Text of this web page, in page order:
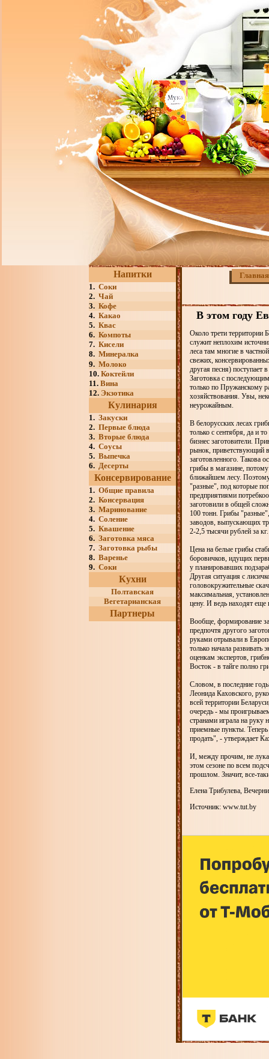
Напитки
1. Соки
2. Чай
3. Кофе
4. Какао
5. Квас
6. Компоты
7. Кисели
8. Минералка
9. Молоко
10. Коктейли
11. Вина
12. Экзотика
Кулинария
1. Закуски
2. Первые блюда
3. Вторые блюда
4. Соусы
5. Выпечка
6. Десерты
Консервирование
1. Общие правила
2. Консервация
3. Маринование
4. Соление
5. Квашение
6. Заготовка мяса
7. Заготовка рыбы
8. Варенье
9. Соки
Кухни
Полтавская
Вегетарианская
Партнеры
Главная
В этом году
Около трети территории
служит неплохим
леса там многие в
свежих,
другая песня) поступает
Заготовка с
только по Пружанскому
хозяйствования. Увы,
неурожайным.
В белорусских лесах
только с сентября, да и
бизнес заготовители.
рынок, приветствующий
заготовленного. Такова
грибы в магазине,
ближайшем лесу.
"разные", под которые
предприятиями
заготовили в общей
100 тонн. Грибы
заводов, выпускающих
2-2,5 тысячи рублей за кг.
Цена на белые грибы
боровичков, идущих
у планировавших
Другая ситуация с
головокружительные
максимальная,
цену. И ведь находят
Вообще, формирование
предпочтя другого
руками отрывали в
только начала развивать
оценкам экспертов,
Восток - в тайге полно
Словом, в последние
Леонида Каховского,
всей территории
очередь - мы
странами играла на руку
приемные пункты. Теперь
продать", - утверждает
И, между прочим, не
этом сезоне по всем
прошлом. Значит, все-
Елена Трибулева,
Источник: www.tut.by